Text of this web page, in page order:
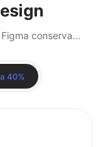
Importa archivos de Adobe Illustrator a Figma conservando todas las capas vectoriales y elementos de diseño.
40%